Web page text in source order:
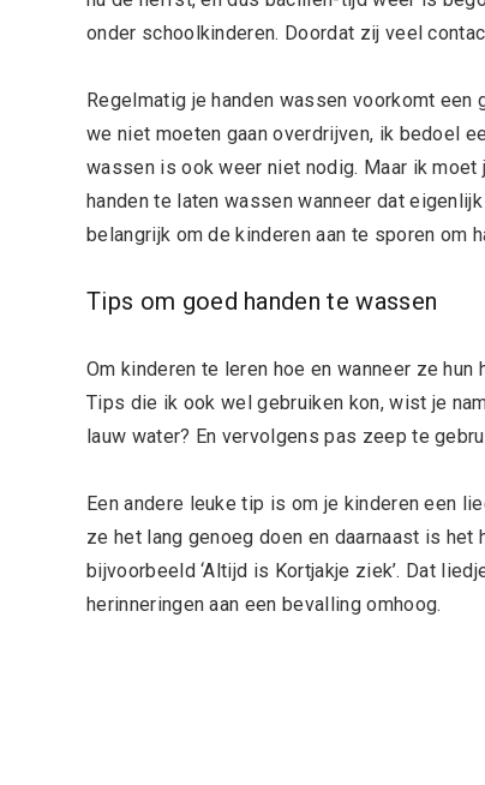
onder schoolkinderen. Doordat zij veel
Regelmatig je handen wassen voorkomt
we niet moeten gaan overdrijven, ik bedoel
wassen is ook weer niet nodig. Maar ik
handen te laten wassen wanneer dat
belangrijk om de kinderen aan te sporen om
Tips om goed handen te wassen
Om kinderen te leren hoe en wanneer ze
Tips die ik ook wel gebruiken kon, wist je
lauw water? En vervolgens pas zeep te
Een andere leuke tip is om je kinderen een
ze het lang genoeg doen en daarnaast is het
bijvoorbeeld ‘Altijd is Kortjakje ziek’. Dat
herinneringen aan een bevalling omhoog.